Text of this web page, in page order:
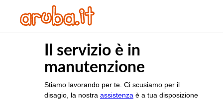
Il servizio è in
manutenzione
Stiamo lavorando per te. Ci scusiamo per il
disagio, la nostra assistenza è a tua disposizione